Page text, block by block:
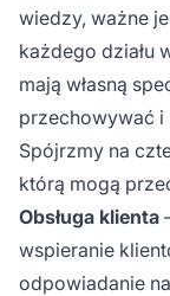
wiedzy, ważne
każdego działu
mają własną
przechowywać
Spójrzmy na
którą mogą
Obsługa klienta
wspieranie
odpowiadanie